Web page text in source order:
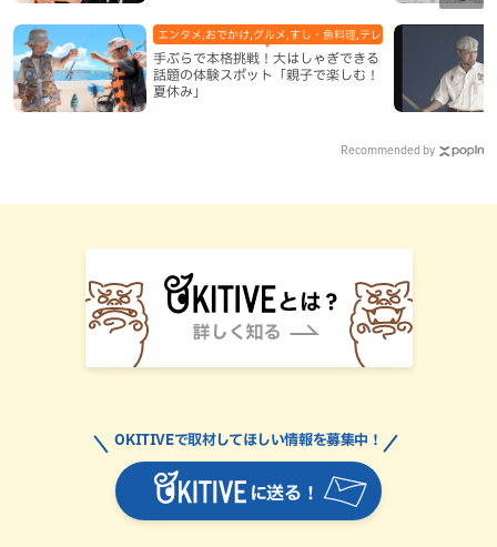
手ぶらで本格挑戦！大はしゃぎできる
話題の体験スポット「親子で楽しむ！
夏休み」
エンタメ,おでかけ,グルメ,すし・魚料理,テレビ,体験,北谷町,地域,
Recommended by
に送る！
OKITIVEで取材してほしい情報を募集中！